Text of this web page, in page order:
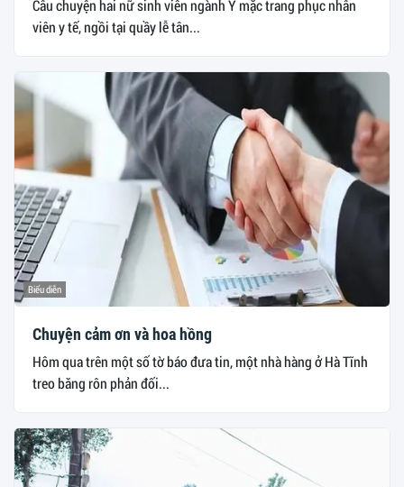
Câu chuyện hai nữ sinh viên ngành Y mặc trang phục nhân
viên y tế, ngồi tại quầy lễ tân...
Biểu diễn
Chuyện cảm ơn và hoa hồng
Hôm qua trên một số tờ báo đưa tin, một nhà hàng ở Hà Tĩnh
treo băng rôn phản đối...